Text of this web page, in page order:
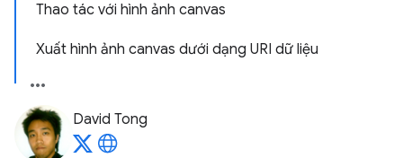
Thao tác với hình ảnh canvas
Xuất hình ảnh canvas dưới dạng URI dữ liệu
David Tong